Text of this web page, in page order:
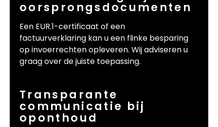
oorsprongsdocumenten
Een EUR.1-certificaat of een
factuurverklaring kan u een flinke besparing
op invoerrechten opleveren. Wij adviseren u
graag over de juiste toepassing.
Transparante
communicatie bij
oponthoud